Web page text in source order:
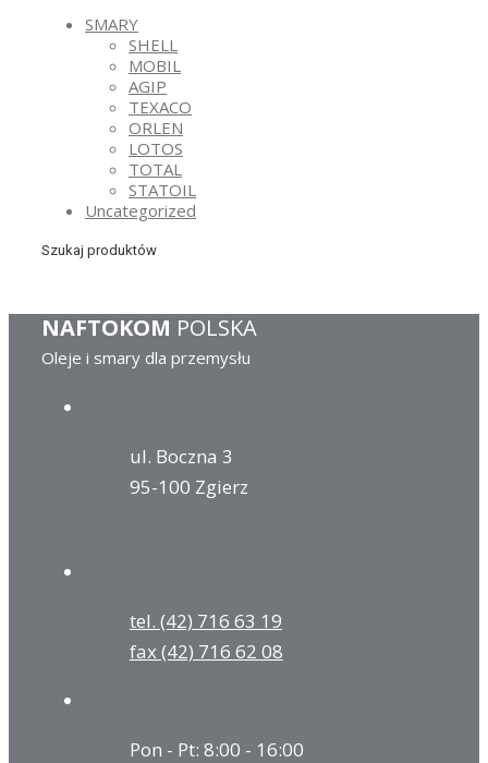
SMARY
SHELL
MOBIL
AGIP
TEXACO
ORLEN
LOTOS
TOTAL
STATOIL
Uncategorized
Szukaj produktów
NAFTOKOM POLSKA
Oleje i smary dla przemysłu
ul. Boczna 3
95-100 Zgierz
tel. (42) 716 63 19
fax (42) 716 62 08
Pon - Pt: 8:00 - 16:00